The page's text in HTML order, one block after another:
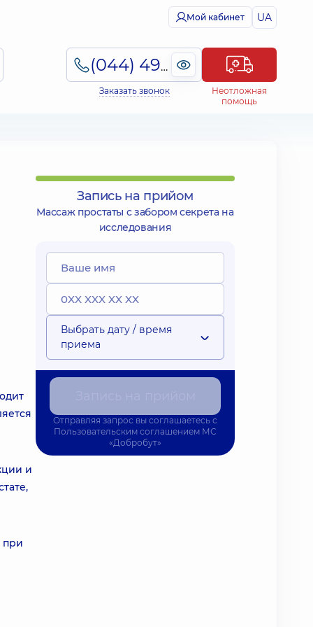
Мой кабинет UA
(044) 495-2-888
Заказать звонок
Неотложная
помощь
и
при
Запись на прийом
Массаж простаты с забором секрета на
исследования
Выбрать дату / время
приема
Отправляя запрос вы соглашаетесь с
Пользовательским соглашением МС
«Добробут»